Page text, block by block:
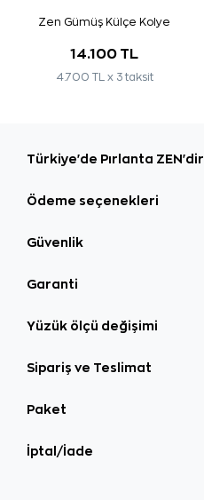
Zen Gümüş Külçe Kolye
14.100 TL
4.700 TL x 3 taksit
Türkiye'de Pırlanta ZEN'dir
Ödeme seçenekleri
Güvenlik
Garanti
Yüzük ölçü değişimi
Sipariş ve Teslimat
Paket
İptal/İade